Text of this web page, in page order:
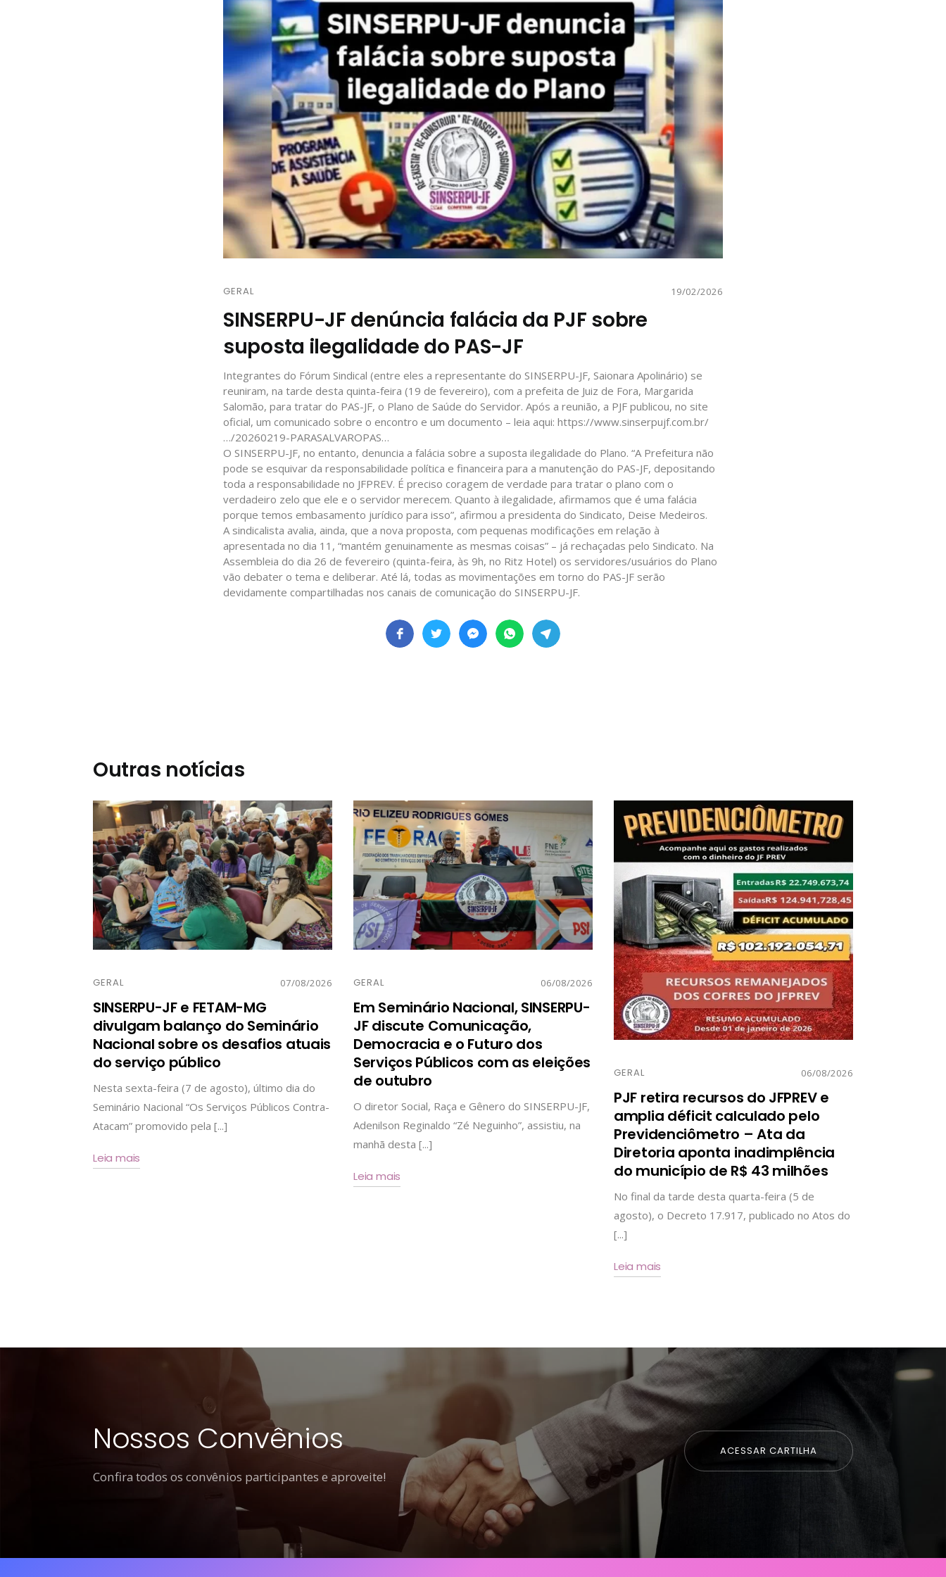
GERAL 19/02/2026
SINSERPU-JF denúncia falácia da PJF sobre
suposta ilegalidade do PAS-JF
Integrantes do Fórum Sindical (entre eles a representante do SINSERPU-JF, Saionara Apolinário) se
reuniram, na tarde desta quinta-feira (19 de fevereiro), com a prefeita de Juiz de Fora, Margarida
Salomão, para tratar do PAS-JF, o Plano de Saúde do Servidor. Após a reunião, a PJF publicou, no site
oficial, um comunicado sobre o encontro e um documento – leia aqui: https://www.sinserpujf.com.br/
…/20260219-PARASALVAROPAS…
O SINSERPU-JF, no entanto, denuncia a falácia sobre a suposta ilegalidade do Plano. “A Prefeitura não
pode se esquivar da responsabilidade política e financeira para a manutenção do PAS-JF, depositando
toda a responsabilidade no JFPREV. É preciso coragem de verdade para tratar o plano com o
verdadeiro zelo que ele e o servidor merecem. Quanto à ilegalidade, afirmamos que é uma falácia
porque temos embasamento jurídico para isso”, afirmou a presidenta do Sindicato, Deise Medeiros.
A sindicalista avalia, ainda, que a nova proposta, com pequenas modificações em relação à
apresentada no dia 11, “mantém genuinamente as mesmas coisas” – já rechaçadas pelo Sindicato. Na
Assembleia do dia 26 de fevereiro (quinta-feira, às 9h, no Ritz Hotel) os servidores/usuários do Plano
vão debater o tema e deliberar. Até lá, todas as movimentações em torno do PAS-JF serão
devidamente compartilhadas nos canais de comunicação do SINSERPU-JF.
Outras notícias
GERAL 07/08/2026
SINSERPU-JF e FETAM-MG
divulgam balanço do Seminário
Nacional sobre os desafios atuais
do serviço público
Nesta sexta-feira (7 de agosto), último dia do
Seminário Nacional “Os Serviços Públicos Contra-
Atacam” promovido pela [...]
Leia mais
GERAL 06/08/2026
Em Seminário Nacional, SINSERPU-
JF discute Comunicação,
Democracia e o Futuro dos
Serviços Públicos com as eleições
de outubro
O diretor Social, Raça e Gênero do SINSERPU-JF,
Adenilson Reginaldo “Zé Neguinho”, assistiu, na
manhã desta [...]
Leia mais
GERAL 06/08/2026
PJF retira recursos do JFPREV e
amplia déficit calculado pelo
Previdenciômetro – Ata da
Diretoria aponta inadimplência
do município de R$ 43 milhões
No final da tarde desta quarta-feira (5 de
agosto), o Decreto 17.917, publicado no Atos do
[...]
Leia mais
Nossos Convênios
Confira todos os convênios participantes e aproveite!
ACESSAR CARTILHA